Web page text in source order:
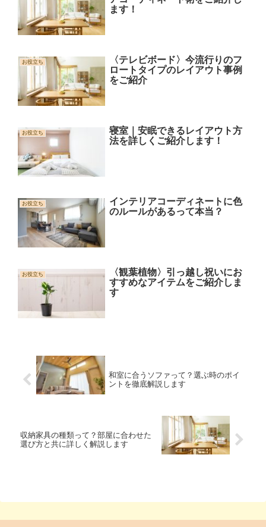
ます！
お役立ち
〈テレビボード〉今流行りのフ
ロートタイプのレイアウト事例
をご紹介
お役立ち
寝室｜安眠できるレイアウト方
法を詳しくご紹介します！
お役立ち
インテリアコーディネートに色
のルールがあるって本当？
お役立ち
〈観葉植物〉引っ越し祝いにお
すすめなアイテムをご紹介しま
す
和室に合うソファって？選ぶ時のポイ
ントを徹底解説します
収納家具の種類って？部屋に合わせた
選び方と共に詳しく解説します